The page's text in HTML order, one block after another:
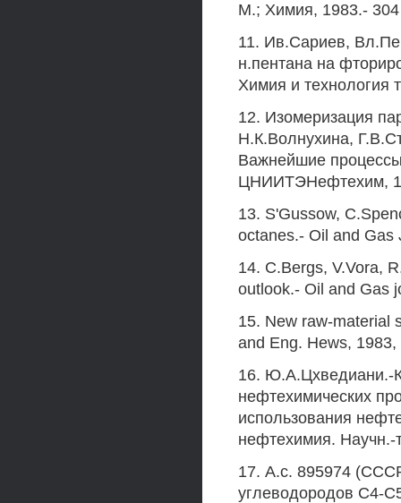
М.; Химия, 1983.- 304
11. Ив.Сариев,
н.пентана на
Химия и технология
12. Изомеризация
Н.К.Волнухина,
Важнейшие
ЦНИИТЭНефтехим,
13. S'Gussow,
octanes.- Oil and Gas
14. C.Bergs, V.Vora,
outlook.- Oil and Gas
15. New raw-material
and Eng. Hews,
16. Ю.А.Цхведиани.-
нефтехимических
использования
нефтехимия.
17. А.с. 895974
углеводородов С4-